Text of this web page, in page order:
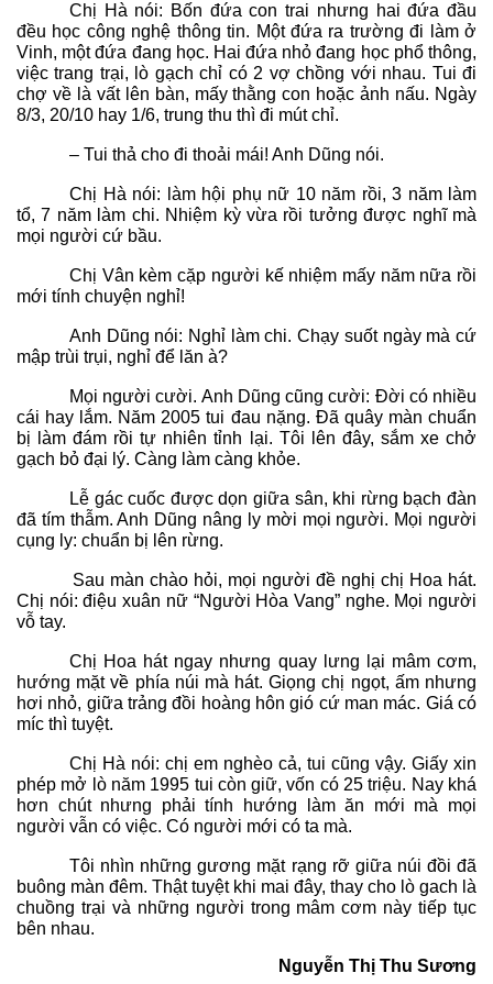
Chị Hà nói: Bốn đứa con trai nhưng hai đứa đầu
đều học công nghệ thông tin. Một đứa ra trường đi làm ở
Vinh, một đứa đang học. Hai đứa nhỏ đang học phổ thông,
việc trang trại, lò gạch chỉ có 2 vợ chồng với nhau. Tui đi
chợ về là vất lên bàn, mấy thằng con hoặc ảnh nấu. Ngày
8/3, 20/10 hay 1/6, trung thu thì đi mút chỉ.
– Tui thả cho đi thoải mái! Anh Dũng nói.
Chị Hà nói: làm hội phụ nữ 10 năm rồi, 3 năm làm
tổ, 7 năm làm chi. Nhiệm kỳ vừa rồi tưởng được nghĩ mà
mọi người cứ bầu.
Chị Vân kèm cặp người kế nhiệm mấy năm nữa rồi
mới tính chuyện nghỉ!
Anh Dũng nói: Nghỉ làm chi. Chạy suốt ngày mà cứ
mập trùi trụi, nghỉ để lăn à?
Mọi người cười. Anh Dũng cũng cười: Đời có nhiều
cái hay lắm. Năm 2005 tui đau nặng. Đã quây màn chuẩn
bị làm đám rồi tự nhiên tỉnh lại. Tôi lên đây, sắm xe chở
gạch bỏ đại lý. Càng làm càng khỏe.
Lễ gác cuốc được dọn giữa sân, khi rừng bạch đàn
đã tím thẫm. Anh Dũng nâng ly mời mọi người. Mọi người
cụng ly: chuẩn bị lên rừng.
Sau màn chào hỏi, mọi người đề nghị chị Hoa hát.
Chị nói: điệu xuân nữ “Người Hòa Vang” nghe. Mọi người
vỗ tay.
Chị Hoa hát ngay nhưng quay lưng lại mâm cơm,
hướng mặt về phía núi mà hát. Giọng chị ngọt, ấm nhưng
hơi nhỏ, giữa trảng đồi hoàng hôn gió cứ man mác. Giá có
míc thì tuyệt.
Chị Hà nói: chị em nghèo cả, tui cũng vậy. Giấy xin
phép mở lò năm 1995 tui còn giữ, vốn có 25 triệu. Nay khá
hơn chút nhưng phải tính hướng làm ăn mới mà mọi
người vẫn có việc. Có người mới có ta mà.
Tôi nhìn những gương mặt rạng rỡ giữa núi đồi đã
buông màn đêm. Thật tuyệt khi mai đây, thay cho lò gach là
chuồng trại và những người trong mâm cơm này tiếp tục
bên nhau.
Nguyễn Thị Thu Sương